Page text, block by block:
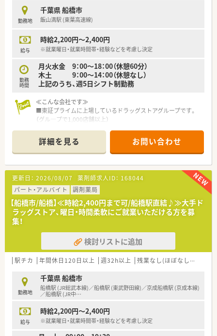
≪働く環境≫
■30～70代まで幅広い年齢層の方が活躍されており、互いに助
け合う風通しの良い職場です。
額負担しています。
※産前産後休暇、育児休暇の実績もあり！
勤務地
千葉県 船橋市
飯山満駅 (東葉高速線)
給与
時給2,200円～2,400円
※就業曜日・就業時間帯・経験などを考慮し決定
勤務
時間
月火水金 9：00～18：00（休憩60分）
木土 9：00～14：00（休憩なし）
上記のうち、週5日シフト制勤務
≪こんな会社です≫
■東証プライムに上場しているドラッグストアグループです。
（グル―プで1,000店舗以上）
※駅前・市街地に集中的に出店しています。
■調剤・OTCは完全に別採用です。
全店舗に医療事務が配置されており、調剤に特化してお仕事いた
だけます。
■店舗展開が近隣に多いため、転居無しの異動で多くの科目を勉
強することが可能です。
■急な欠員の場合でも応援薬剤師のフォロー体制が整っており
ます。
■学歴や年齢に関係なく、やる気のある社員には責任あるポジシ
ョンが与えられます。
す！
■調剤過誤対策も万全、調剤監査システム・ピッキングシステム
なども全店に完備しております。
■産前産後休暇・育児休暇の実績も多く、正社員はもちろん、パ
詳細を見る お問い合わせ
更新日： 2026/08/07 薬剤師求人ID： 168044
パート・アルバイト
調剤薬局
【船橋市/船橋】≪時給2,400円まで可/船橋駅直結♪≫大手ド
ラッグストア、曜日・時間柔軟にご就業いただける方を募
集！
検討リストに追加
駅チカ 年間休日120日以上 週32h以上 残業なし(ほぼなし含む)
勤務地
千葉県 船橋市
船橋駅 (JR総武本線)／船橋駅 (東武野田線)／京成船橋駅 (京成本線)
／船橋駅 (JR中…
給与
時給2,200円～2,400円
※就業曜日・就業時間帯・経験などを考慮し決定